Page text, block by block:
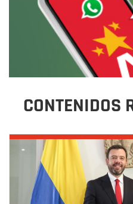
CONTENIDOS